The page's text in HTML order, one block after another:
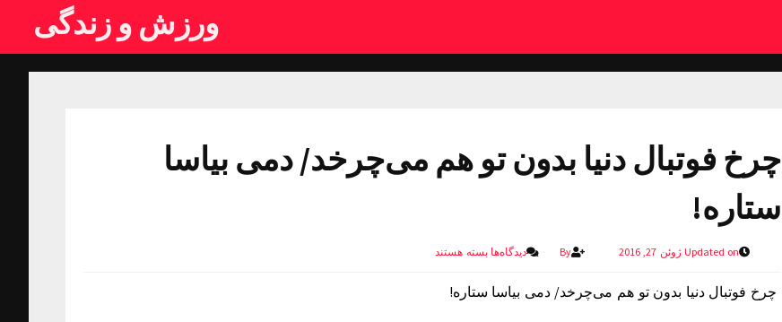
ورزش و زندگی
چرخ فوتبال دنیا بدون تو هم می‌چرخد/ دمی بیاسا
ستاره!
Updated on ژوئن 27, 2016 By دیدگاه‌هابسته هستند
چرخ فوتبال دنیا بدون تو هم می‌چرخد/ دمی بیاسا ستاره!